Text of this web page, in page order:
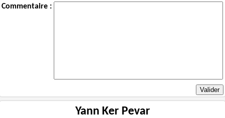
Commentaire :
Yann Ker Pevar